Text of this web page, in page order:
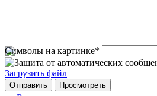
Символы на картинке*
Загрузить файл